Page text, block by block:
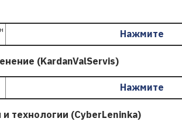
Нажмите
(KardanValServis)
Нажмите
технологии (CyberLeninka)